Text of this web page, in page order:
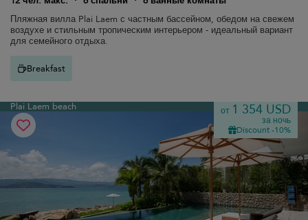
Пляжная вилла Plai Laem с частным бассейном, обедом на свежем
воздухе и стильным тропическим интерьером - идеальный вариант
для семейного отдыха.
Breakfast
Plai Laem beach от 1 354 USD
за ночь
Discount -10%